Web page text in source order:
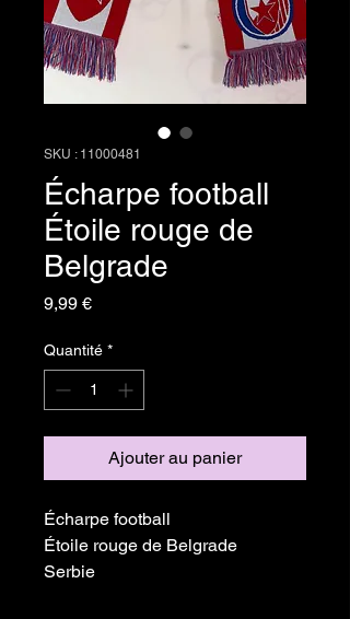
SKU : 11000481
Écharpe football
Étoile rouge de
Belgrade
9,99 €Prix
Quantité *
Ajouter au panier
Écharpe football
Étoile rouge de Belgrade
Serbie